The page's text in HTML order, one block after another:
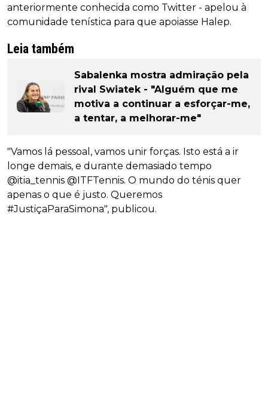
anteriormente conhecida como Twitter - apelou à
comunidade tenística para que apoiasse Halep.
Leia também
Sabalenka mostra admiração pela
rival Swiatek - "Alguém que me
motiva a continuar a esforçar-me,
a tentar, a melhorar-me"
"Vamos lá pessoal, vamos unir forças. Isto está a ir
longe demais, e durante demasiado tempo
@itia_tennis @ITFTennis. O mundo do ténis quer
apenas o que é justo. Queremos
#JustiçaParaSimona", publicou.